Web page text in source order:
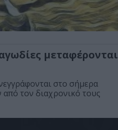
μεταφέρονται
στο σήμερα
από τον διαχρονικό τους